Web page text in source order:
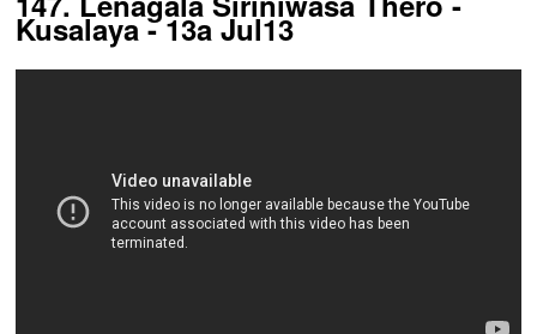
Kusalaya - 13a Jul13